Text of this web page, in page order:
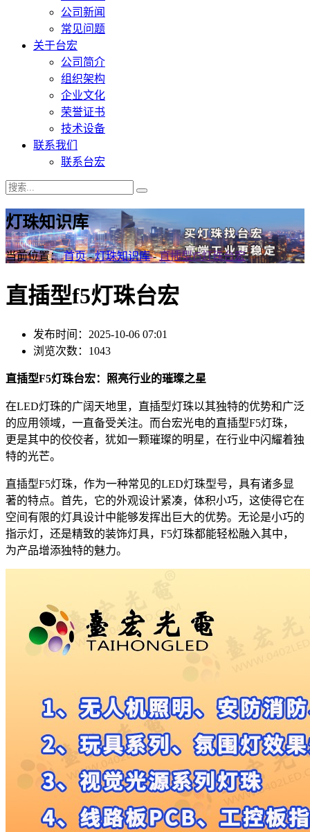
公司新闻
常见问题
关于台宏
公司简介
组织架构
企业文化
荣誉证书
技术设备
联系我们
联系台宏
灯珠知识库
当前位置：首页-灯珠知识库-直插型f5灯珠台宏
直插型f5灯珠台宏
发布时间：2025-10-06 07:01
浏览次数：1043
直插型F5灯珠台宏：照亮行业的璀璨之星
在LED灯珠的广阔天地里，直插型灯珠以其独特的优势和广泛
的应用领域，一直备受关注。而台宏光电的直插型F5灯珠，
更是其中的佼佼者，犹如一颗璀璨的明星，在行业中闪耀着独
特的光芒。
直插型F5灯珠，作为一种常见的LED灯珠型号，具有诸多显
著的特点。首先，它的外观设计紧凑，体积小巧，这使得它在
空间有限的灯具设计中能够发挥出巨大的优势。无论是小巧的
指示灯，还是精致的装饰灯具，F5灯珠都能轻松融入其中，
为产品增添独特的魅力。